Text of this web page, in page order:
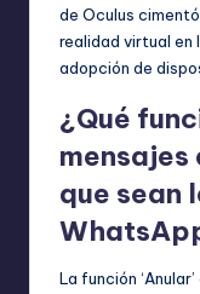
de Oculus
realidad virtual en
adopción de
¿Qué
mensajes
que sean
La función